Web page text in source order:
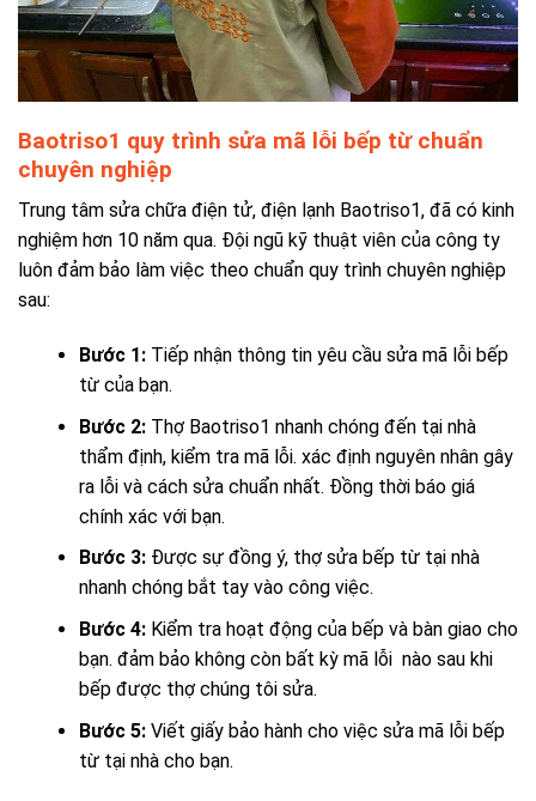
Baotriso1 quy trình sửa mã lỗi bếp từ chuẩn
chuyên nghiệp
Trung tâm sửa chữa điện tử, điện lạnh Baotriso1, đã có kinh
nghiệm hơn 10 năm qua. Đội ngũ kỹ thuật viên của công ty
luôn đảm bảo làm việc theo chuẩn quy trình chuyên nghiệp
sau:
Bước 1:Tiếp nhận thông tin yêu cầu sửa mã lỗi bếp
từ của bạn.
Bước 2: Thợ Baotriso1 nhanh chóng đến tại nhà
thẩm định, kiểm tra mã lỗi. xác định nguyên nhân gây
ra lỗi và cách sửa chuẩn nhất. Đồng thời báo giá
chính xác với bạn.
Bước 3: Được sự đồng ý, thợ sửa bếp từ tại nhà
nhanh chóng bắt tay vào công việc.
Bước 4:Kiểm tra hoạt động của bếp và bàn giao cho
bạn. đảm bảo không còn bất kỳ mã lỗi nào sau khi
bếp được thợ chúng tôi sửa.
Bước 5:Viết giấy bảo hành cho việc sửa mã lỗi bếp
từ tại nhà cho bạn.